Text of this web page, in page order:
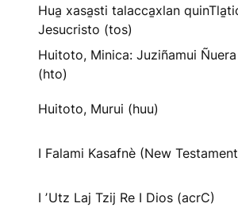
Hua̱ xasa̱sti talacca̱xlan
Jesucristo (tos)
Huitoto, Minica: Juziñamui
(hto)
Huitoto, Murui (huu)
I Falami Kasafnè (New
I ʼUtz Laj Tzij Re I Dios (acrC)